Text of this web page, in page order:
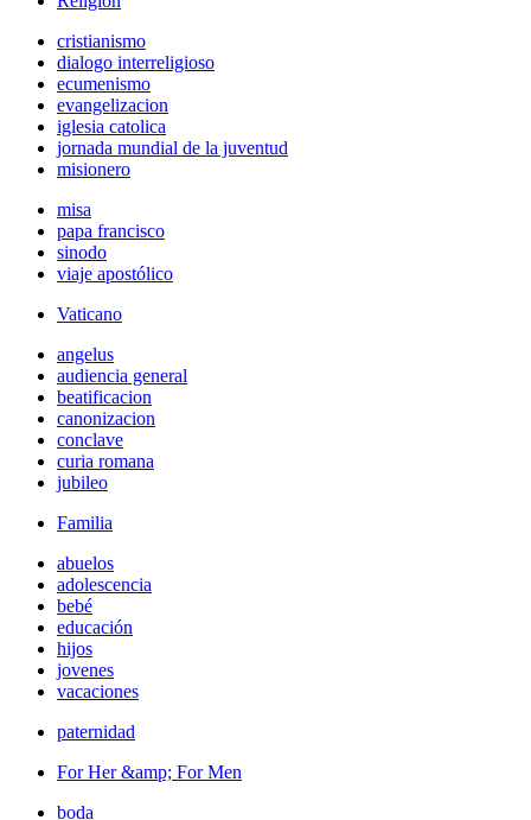
cristianismo
dialogo interreligioso
ecumenismo
evangelizacion
iglesia catolica
jornada mundial de la juventud
misionero
misa
papa francisco
sinodo
viaje apostólico
Vaticano
angelus
audiencia general
beatificacion
canonizacion
conclave
curia romana
jubileo
Familia
abuelos
adolescencia
bebé
educación
hijos
jovenes
vacaciones
paternidad
For Her &amp; For Men
boda